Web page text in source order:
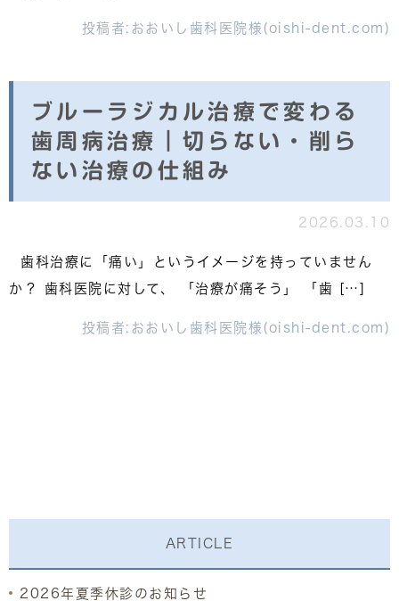
投稿者: おおいし歯科医院様(oishi-dent.com)
ブルーラジカル治療で変わる
歯周病治療｜切らない・削ら
ない治療の仕組み
2026.03.10
歯科治療に「痛い」というイメージを持っていません
か？ 歯科医院に対して、 「治療が痛そう」 「歯 […]
投稿者: おおいし歯科医院様(oishi-dent.com)
ARTICLE
2026年夏季休診のお知らせ